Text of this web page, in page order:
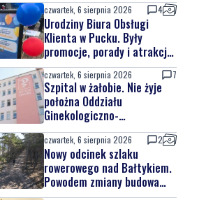
czwartek, 6 sierpnia 2026 4
Urodziny Biura Obsługi
Klienta w Pucku. Były
promocje, porady i atrakcje
dla najmłodszych
czwartek, 6 sierpnia 2026 7
Szpital w żałobie. Nie żyje
położna Oddziału
Ginekologiczno-
Położniczego
czwartek, 6 sierpnia 2026 2
Nowy odcinek szlaku
rowerowego nad Bałtykiem.
Powodem zmiany budowa
elektrowni jądrowej